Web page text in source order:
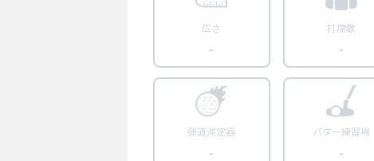
広さ
-
打席数
-
弾道測定器
-
パター練習場
-